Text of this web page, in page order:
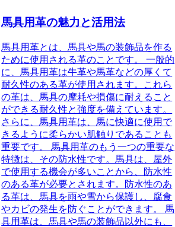
馬具用革の魅力と活用法
馬具用革とは、馬具や馬の装飾品を作る
ために使用される革のことです。 一般的
に、馬具用革は牛革や馬革などの厚くて
耐久性のある革が使用されます。これら
の革は、馬具の摩耗や損傷に耐えること
ができる耐久性と強度を備えています。
さらに、馬具用革は、馬に快適に使用で
きるように柔らかい肌触りであることも
重要です。 馬具用革のもう一つの重要な
特徴は、その防水性です。馬具は、屋外
で使用する機会が多いことから、防水性
のある革が必要とされます。防水性のあ
る革は、馬具を雨や雪から保護し、腐食
やカビの発生を防ぐことができます。 馬
具用革は、馬具や馬の装飾品以外にも、